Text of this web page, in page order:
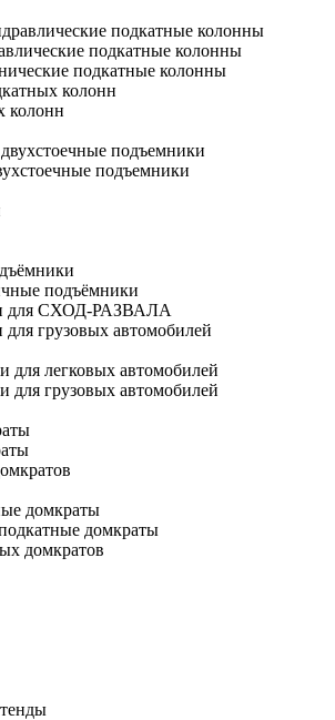
подкатные колонны
подкатные колонны
подкатные колонны
колонн
колонн
подъемники
подъемники
подъёмники
для СХОД-РАЗВАЛА
грузовых автомобилей
легковых автомобилей
грузовых автомобилей
домкраты
домкраты
домкратов